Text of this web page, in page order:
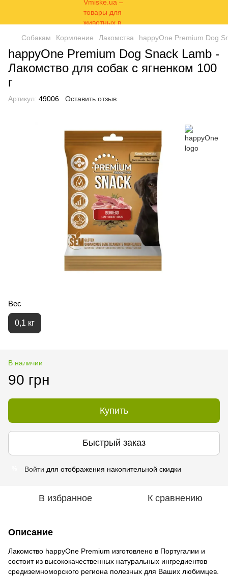
Собакам Кормление Лакомства happyOne Premium Dog
happyOne Premium Dog Snack Lamb -
Лакомство для собак с ягненком 100
г
Артикул: 49006 Оставить отзыв
Вес
0,1 кг
В наличии
90 грн
Купить
Быстрый заказ
Войти для отображения накопительной скидки
В избранное К сравнению
Описание
Лакомство happyOne Premium изготовлено в Португалии и
состоит из высококачественных натуральных ингредиентов
средиземноморского региона полезных для Ваших любимцев.